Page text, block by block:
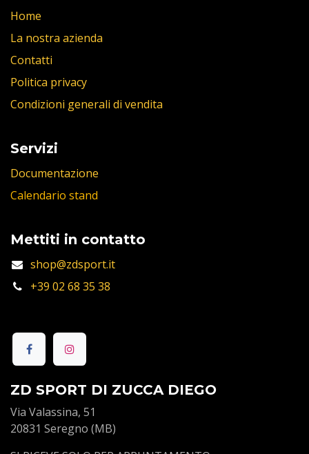
Home
La nostra azienda
Contatti
Politica privacy
Condizioni generali di vendita
Servizi
Documentazione
Calendario stand
Mettiti in contatto
shop@zdsport.it
+39 02 68 35 38
ZD SPORT DI ZUCCA DIEGO
Via Valassina, 51
20831 Seregno (MB)